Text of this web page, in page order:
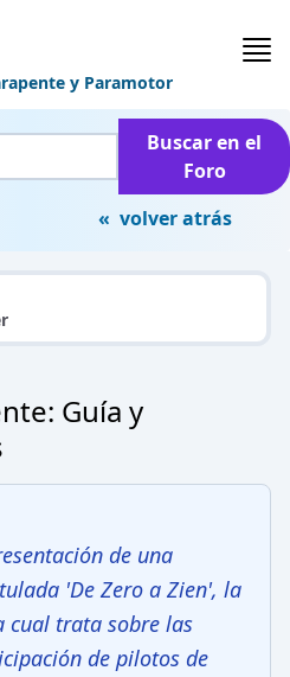
y Paramotor
Buscar en el
Foro
« volver atrás
Guía y
de una
'De Zero a Zien', la
cual trata sobre las
de pilotos de